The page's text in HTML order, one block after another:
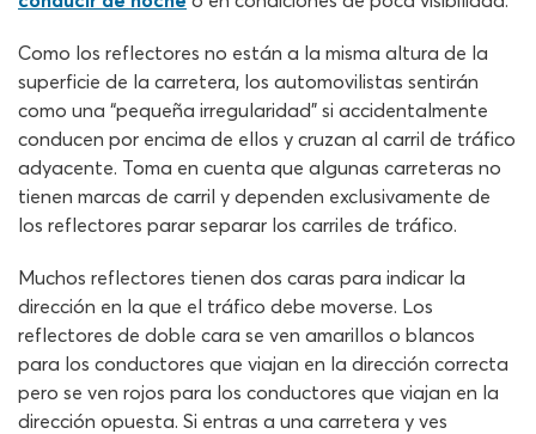
Como los reflectores no están a la misma altura de la
superficie de la carretera, los automovilistas sentirán
como una “pequeña irregularidad” si accidentalmente
conducen por encima de ellos y cruzan al carril de tráfico
adyacente. Toma en cuenta que algunas carreteras no
tienen marcas de carril y dependen exclusivamente de
los reflectores parar separar los carriles de tráfico.
Muchos reflectores tienen dos caras para indicar la
dirección en la que el tráfico debe moverse. Los
reflectores de doble cara se ven amarillos o blancos
para los conductores que viajan en la dirección correcta
pero se ven rojos para los conductores que viajan en la
dirección opuesta. Si entras a una carretera y ves